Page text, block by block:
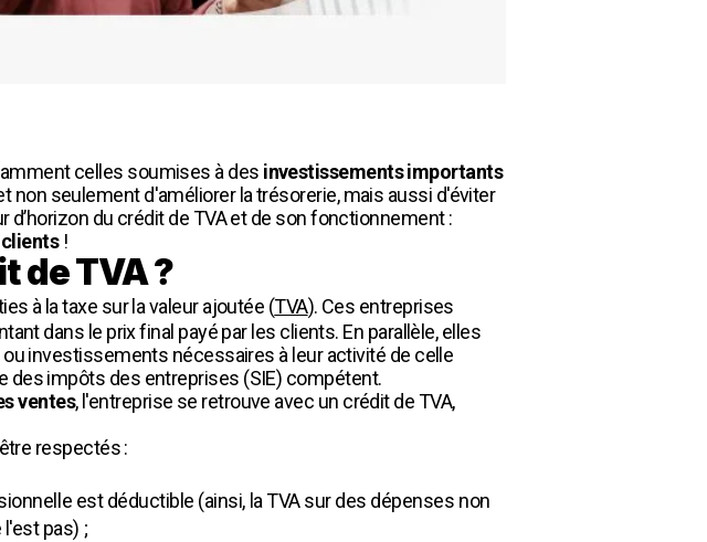
celles soumises à des investissements importants
non seulement d'améliorer la trésorerie, mais aussi d'éviter
du crédit de TVA et de son fonctionnement :
!
de TVA ?
à la taxe sur la valeur ajoutée (TVA). Ces entreprises
dans le prix final payé par les clients. En parallèle, elles
investissements nécessaires à leur activité de celle
des impôts des entreprises (SIE) compétent.
ventes, l'entreprise se retrouve avec un crédit de TVA,
respectés :
est déductible (ainsi, la TVA sur des dépenses non
pas) ;